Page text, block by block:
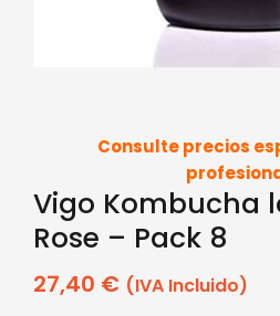
Consulte precios
Vigo Kombucha
Rose – Pack 8
27,40 € (IVA Incluido)